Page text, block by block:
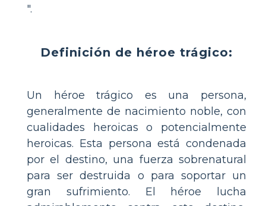
".
Definición de héroe trágico:
Un héroe trágico es una persona,
generalmente de nacimiento noble, con
cualidades heroicas o potencialmente
heroicas. Esta persona está condenada
por el destino, una fuerza sobrenatural
para ser destruida o para soportar un
gran sufrimiento. El héroe lucha